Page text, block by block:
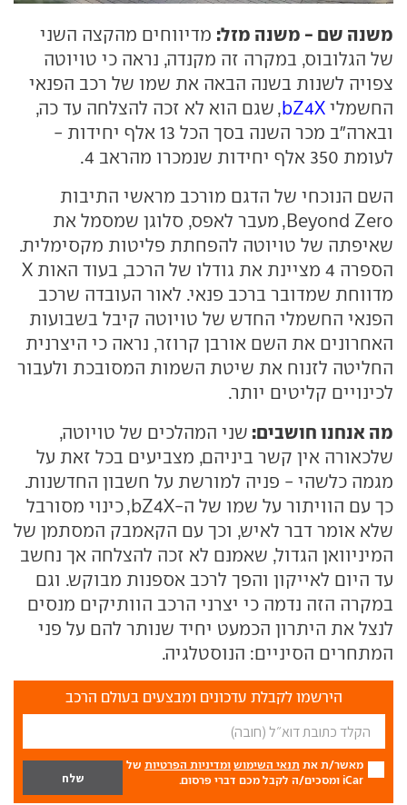
משנה שם - משנה מזל: מדיווחים מהקצה השני
של הגלובוס, במקרה זה מקנדה, נראה כי טויוטה
צפויה לשנות בשנה הבאה את שמו של רכב הפנאי
החשמלי bZ4X, שגם הוא לא זכה להצלחה עד כה,
ובארה"ב מכר השנה בסך הכל 13 אלף יחידות -
לעומת 350 אלף יחידות שנמכרו מהראב 4.
השם הנוכחי של הדגם מורכב מראשי התיבות
Beyond Zero, מעבר לאפס, סלוגן שמסמל את
שאיפתה של טויוטה להפחתת פליטות מקסימלית.
הספרה 4 מציינת את גודלו של הרכב, בעוד האות X
מדווחת שמדובר ברכב פנאי. לאור העובדה שרכב
הפנאי החשמלי החדש של טויוטה קיבל בשבועות
האחרונים את השם אורבן קרוזר, נראה כי היצרנית
החליטה לזנוח את שיטת השמות המסובכת ולעבור
לכינויים קליטים יותר.
מה אנחנו חושבים: שני המהלכים של טויוטה,
שלכאורה אין קשר ביניהם, מצביעים בכל זאת על
מגמה כלשהי - פניה למורשת על חשבון החדשנות.
כך עם הוויתור על שמו של ה-bZ4X, כינוי מסורבל
שלא אומר דבר לאיש, וכך עם הקאמבק המסתמן של
המיניוואן הגדול, שאמנם לא זכה להצלחה אך נחשב
עד היום לאייקון והפך לרכב אספנות מבוקש. וגם
במקרה הזה נדמה כי יצרני הרכב הוותיקים מנסים
לנצל את היתרון הכמעט יחיד שנותר להם על פני
המתחרים הסיניים: הנוסטלגיה.
הירשמו לקבלת עדכונים ומבצעים בעולם הרכב
מאשר/ת את תנאי השימוש ומדיניות הפרטיות של
iCar ומסכים/ה לקבל מכם דברי פרסום.